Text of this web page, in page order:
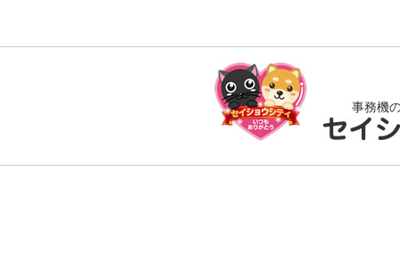
事務機